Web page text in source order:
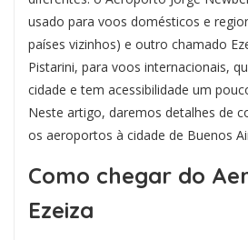
usado para voos domésticos e
países vizinhos) e outro chamado
Pistarini, para voos internacionais,
cidade e tem acessibilidade um
Neste artigo, daremos detalhes de
os aeroportos à cidade de Buenos
Como chegar do
Ezeiza